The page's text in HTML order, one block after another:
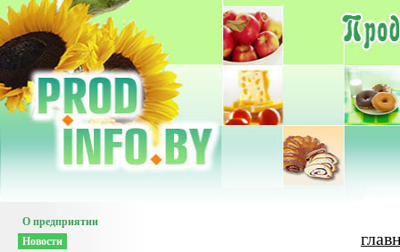
О предприятии
Новости